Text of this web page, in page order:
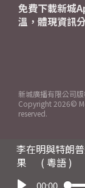
李在明與特朗
果
( 粵語 )
00:00
免費下載新城
溫，體現資訊
新城廣播有限公司
Copyright 2026©
reserved.